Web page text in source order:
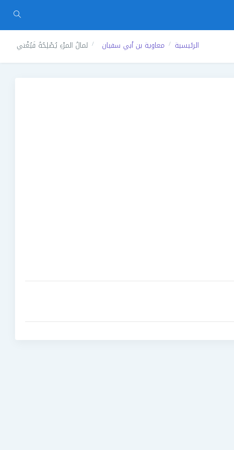
الرئيسية معاوية بن أبي سفيان لمالُ المرْءِ يُصْلِحُهُ فَيُغْني